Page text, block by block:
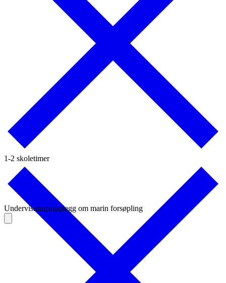
Undervisningsopplegg om marin forsøpling
1-2 skoletimer